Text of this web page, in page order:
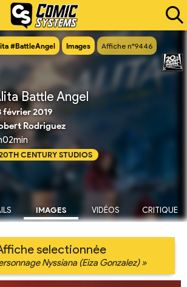
#BattleAngel Images Affiche n°9446
Battle Angel
février 2019
Rodriguez
CENTURY STUDIOS
IMAGES VIDÉOS CRITIQUE
selectionnée
Nyssiana (Eiza Gonzalez) »